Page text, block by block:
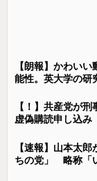
【朗報】かわい
能性。英大学の研
【！】共産党が
虚偽購読申し込み
【速報】山本太
ちの党」 略称「